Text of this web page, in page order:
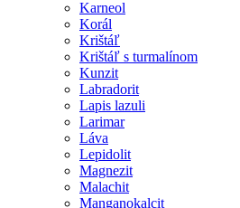
Karneol
Korál
Krištáľ
Krištáľ s turmalínom
Kunzit
Labradorit
Lapis lazuli
Larimar
Láva
Lepidolit
Magnezit
Malachit
Manganokalcit